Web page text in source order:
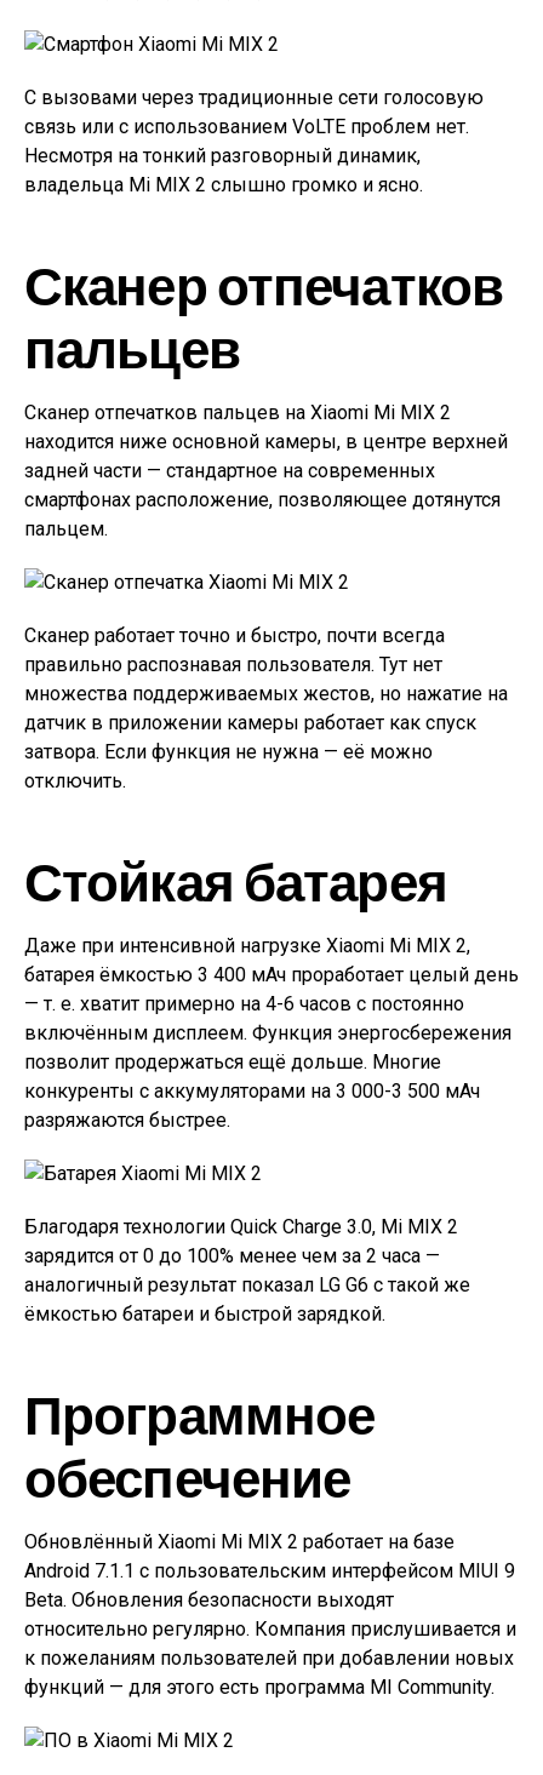
С вызовами через традиционные сети голосовую
связь или с использованием VoLTE проблем нет.
Несмотря на тонкий разговорный динамик,
владельца Mi MIX 2 слышно громко и ясно.
Сканер отпечатков
пальцев
Сканер отпечатков пальцев на Xiaomi Mi MIX 2
находится ниже основной камеры, в центре верхней
задней части — стандартное на современных
смартфонах расположение, позволяющее дотянутся
пальцем.
Сканер работает точно и быстро, почти всегда
правильно распознавая пользователя. Тут нет
множества поддерживаемых жестов, но нажатие на
датчик в приложении камеры работает как спуск
затвора. Если функция не нужна — её можно
отключить.
Стойкая батарея
Даже при интенсивной нагрузке Xiaomi Mi MIX 2,
батарея ёмкостью 3 400 мАч проработает целый день
— т. е. хватит примерно на 4-6 часов с постоянно
включённым дисплеем. Функция энергосбережения
позволит продержаться ещё дольше. Многие
конкуренты с аккумуляторами на 3 000-3 500 мАч
разряжаются быстрее.
Благодаря технологии Quick Charge 3.0, Mi MIX 2
зарядится от 0 до 100% менее чем за 2 часа —
аналогичный результат показал LG G6 с такой же
ёмкостью батареи и быстрой зарядкой.
Программное
обеспечение
Обновлённый Xiaomi Mi MIX 2 работает на базе
Android 7.1.1 с пользовательским интерфейсом MIUI 9
Beta. Обновления безопасности выходят
относительно регулярно. Компания прислушивается и
к пожеланиям пользователей при добавлении новых
функций — для этого есть программа MI Community.